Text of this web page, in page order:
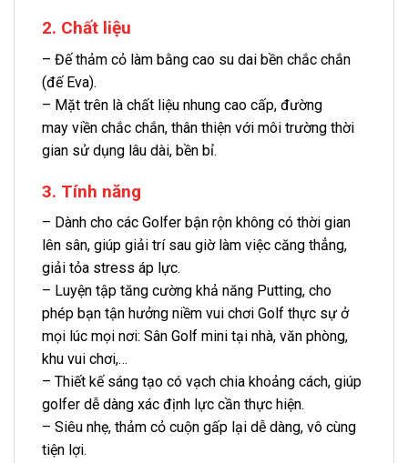
2. Chất liệu
– Đế thảm cỏ làm bằng cao su dai bền chắc chắn
(đế Eva).
– Mặt trên là chất liệu nhung cao cấp, đường
may viền chắc chắn, thân thiện với môi trường thời
gian sử dụng lâu dài, bền bỉ.
3. Tính năng
– Dành cho các Golfer bận rộn không có thời gian
lên sân, giúp giải trí sau giờ làm việc căng thẳng,
giải tỏa stress áp lực.
– Luyện tập tăng cường khả năng Putting, cho
phép bạn tận hưởng niềm vui chơi Golf thực sự ở
mọi lúc mọi nơi: Sân Golf mini tại nhà, văn phòng,
khu vui chơi,…
– Thiết kế sáng tạo có vạch chia khoảng cách, giúp
golfer dễ dàng xác định lực cần thực hiện.
– Siêu nhẹ, thảm cỏ cuộn gấp lại dễ dàng, vô cùng
tiện lợi.